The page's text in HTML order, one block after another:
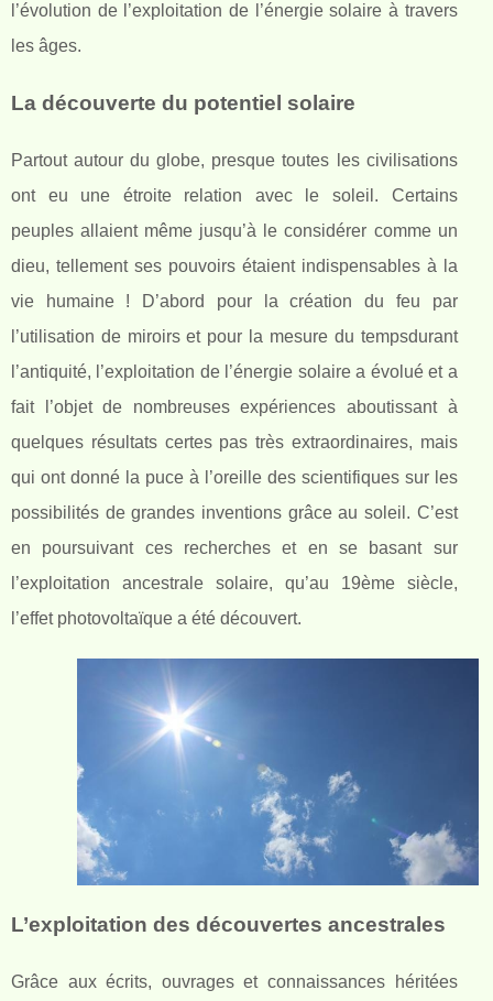
l’évolution de l’exploitation de l’énergie solaire à travers
les âges.
La découverte du potentiel solaire
Partout autour du globe, presque toutes les civilisations
ont eu une étroite relation avec le soleil. Certains
peuples allaient même jusqu’à le considérer comme un
dieu, tellement ses pouvoirs étaient indispensables à la
vie humaine ! D’abord pour la création du feu par
l’utilisation de miroirs et pour la mesure du tempsdurant
l’antiquité, l’exploitation de l’énergie solaire a évolué et a
fait l’objet de nombreuses expériences aboutissant à
quelques résultats certes pas très extraordinaires, mais
qui ont donné la puce à l’oreille des scientifiques sur les
possibilités de grandes inventions grâce au soleil. C’est
en poursuivant ces recherches et en se basant sur
l’exploitation ancestrale solaire, qu’au 19èmesiècle,
l’effet photovoltaïque a été découvert.
L’exploitation des découvertes ancestrales
Grâce aux écrits, ouvrages et connaissances héritées